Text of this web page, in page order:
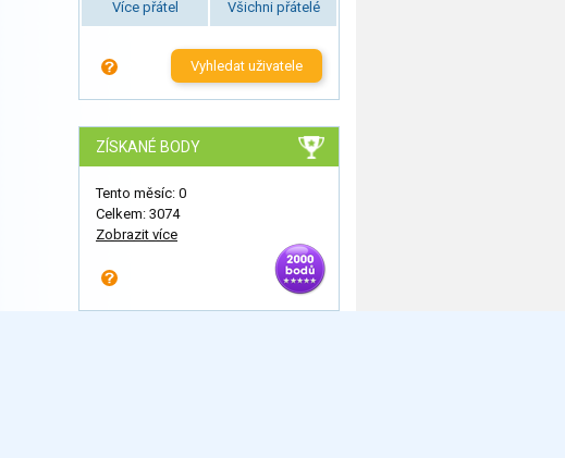
Více přátel Všichni přátelé
Vyhledat uživatele
ZÍSKANÉ BODY
Tento měsíc: 0
Celkem: 3074
Zobrazit více